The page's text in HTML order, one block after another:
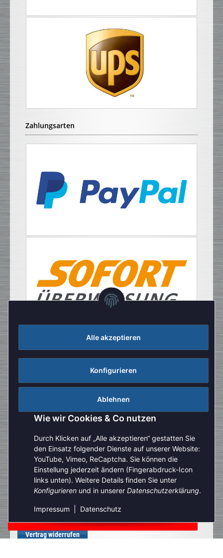
Alle akzeptieren
Konfigurieren
Ablehnen
Wie wir Cookies & Co nutzen
Durch Klicken auf „Alle akzeptieren“ gestatten Sie
den Einsatz folgender Dienste auf unserer Website:
YouTube, Vimeo, ReCaptcha. Sie können die
Einstellung jederzeit ändern (Fingerabdruck-Icon
links unten). Weitere Details finden Sie unter
Konfigurieren und in unserer Datenschutzerklärung.
Impressum Datenschutz
Aufgrund der Urlaubszeit kann es aktuell zu verlängerten
Bearbeitungszeiten kommen. Bitte beachten Sie außerdem,
eingeschränkt zur Verfügung steht. Vielen Dank für Ihre
Zahlungsarten
Vertrag widerrufen